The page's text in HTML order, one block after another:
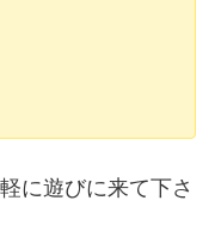
に遊びに来て下さ